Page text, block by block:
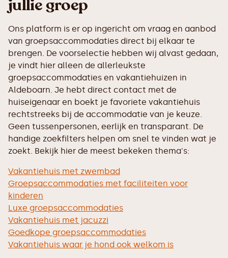
jullie groep
Ons platform is er op ingericht om vraag en aanbod
van groepsaccommodaties direct bij elkaar te
brengen. De voorselectie hebben wij alvast gedaan,
je vindt hier alleen de allerleukste
groepsaccommodaties en vakantiehuizen in
Aldeboarn. Je hebt direct contact met de
huiseigenaar en boekt je favoriete vakantiehuis
rechtstreeks bij de accommodatie van je keuze.
Geen tussenpersonen, eerlijk en transparant. De
handige zoekfilters helpen om snel te vinden wat je
zoekt. Bekijk hier de meest bekeken thema's:
Vakantiehuis met zwembad
Groepsaccommodaties met faciliteiten voor
kinderen
Luxe groepsaccommodaties
Vakantiehuis met jacuzzi
Goedkope groepsaccommodaties
Vakantiehuis waar je hond ook welkom is